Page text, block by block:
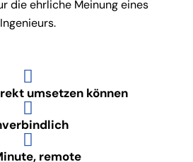
die ehrliche Meinung eines
Ingenieurs.
umsetzen können
remote